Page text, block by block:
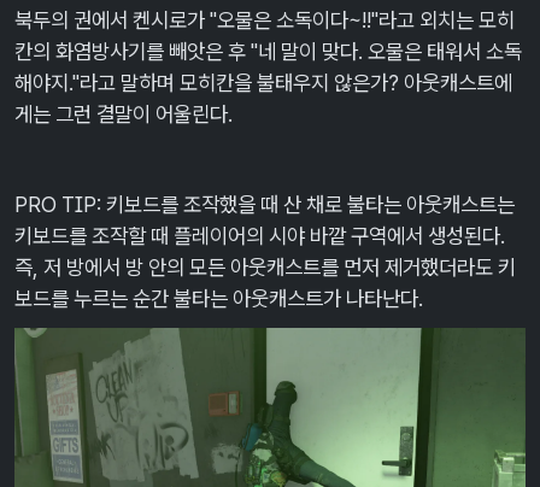
북두의 권에서 켄시로가 "오물은 소독이다~!!"라고 외치는 모히
칸의 화염방사기를 빼앗은 후 "네 말이 맞다. 오물은 태워서 소독
해야지."라고 말하며 모히칸을 불태우지 않은가? 아웃캐스트에
게는 그런 결말이 어울린다.
PRO TIP: 키보드를 조작했을 때 산 채로 불타는 아웃캐스트는
키보드를 조작할 때 플레이어의 시야 바깥 구역에서 생성된다.
즉, 저 방에서 방 안의 모든 아웃캐스트를 먼저 제거했더라도 키
보드를 누르는 순간 불타는 아웃캐스트가 나타난다.